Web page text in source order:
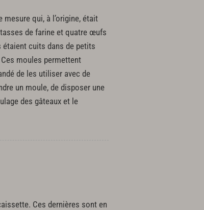
qui, à l’origine, était
de farine et quatre œufs
étaient cuits dans de petits
moules permettent
de les utiliser avec de
un moule, de disposer une
des gâteaux et le
Ces dernières sont en